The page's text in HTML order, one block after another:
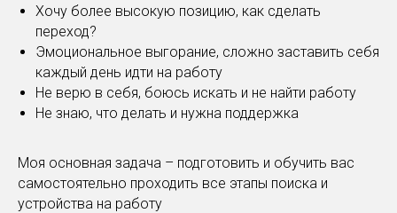
Хочу более высокую позицию, как сделать
переход?
Эмоциональное выгорание, сложно заставить себя
каждый день идти на работу
Не верю в себя, боюсь искать и не найти работу
Не знаю, что делать и нужна поддержка
Моя основная задача – подготовить и обучить вас
самостоятельно проходить все этапы поиска и
устройства на работу